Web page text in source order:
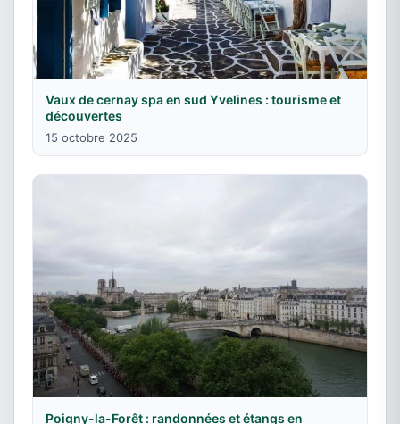
Vaux de cernay spa en sud Yvelines : tourisme et
découvertes
15 octobre 2025
Poigny-la-Forêt : randonnées et étangs en